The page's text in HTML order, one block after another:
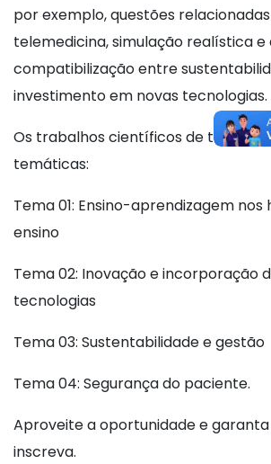
por exemplo, questões
telemedicina, simulação realística e
compatibilização entre
investimento em novas tecnologias.
Os trabalhos científicos de temas
temáticas:
Tema 01: Ensino-aprendizagem nos
ensino
Tema 02: Inovação e incorporação
tecnologias
Tema 03: Sustentabilidade e gestão
Tema 04: Segurança do paciente.
Aproveite a oportunidade e garanta
inscreva.